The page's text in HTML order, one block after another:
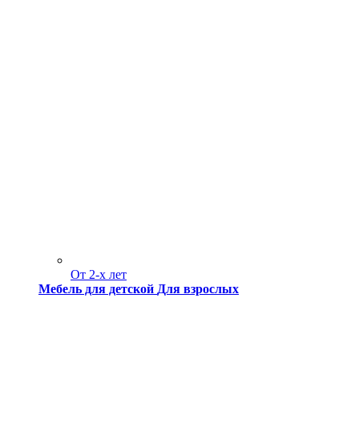
От 2-х лет
Мебель для детской Для взрослых